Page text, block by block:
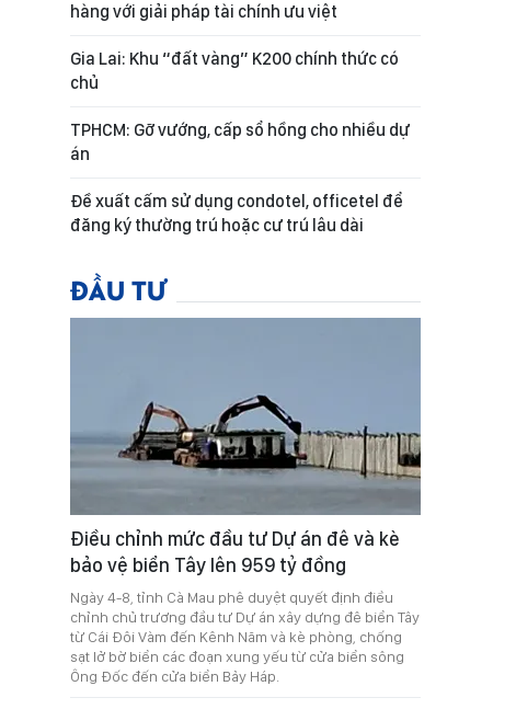
hàng với giải pháp tài chính ưu việt
Gia Lai: Khu “đất vàng” K200 chính thức có
chủ
TPHCM: Gỡ vướng, cấp sổ hồng cho nhiều dự
án
Đề xuất cấm sử dụng condotel, officetel để
đăng ký thường trú hoặc cư trú lâu dài
ĐẦU TƯ
Điều chỉnh mức đầu tư Dự án đê và kè
bảo vệ biển Tây lên 959 tỷ đồng
Ngày 4-8, tỉnh Cà Mau phê duyệt quyết định điều
chỉnh chủ trương đầu tư Dự án xây dựng đê biển Tây
từ Cái Đôi Vàm đến Kênh Năm và kè phòng, chống
sạt lở bờ biển các đoạn xung yếu từ cửa biển sông
Ông Đốc đến cửa biển Bảy Háp.